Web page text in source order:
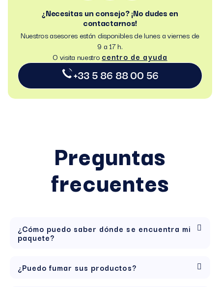
¿Necesitas un consejo? ¡No dudes en
contactarnos!
Nuestros asesores están disponibles de lunes a viernes de
9 a 17 h.
O visita nuestro centro de ayuda
+33 5 86 88 00 56
Preguntas
frecuentes
¿Cómo puedo saber dónde se encuentra mi
paquete?
¿Puedo fumar sus productos?